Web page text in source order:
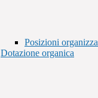
Posizioni
Dotazione organica